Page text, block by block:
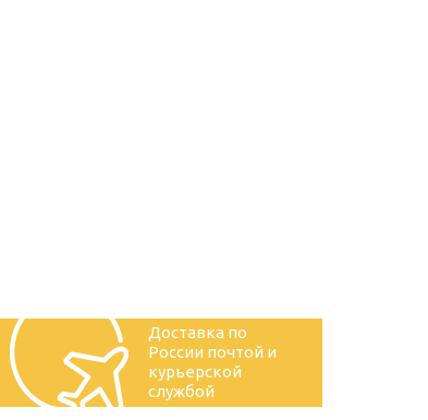
Доставка по
России почтой и
курьерской
службой